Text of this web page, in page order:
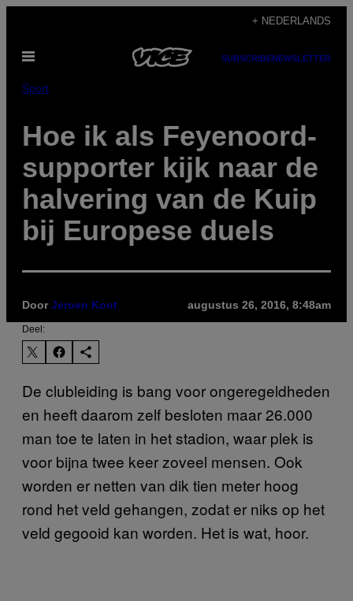
de
inhoud
+ NEDERLANDS
Open
SUBSCRIBENEWSLETTER
Sport
Hoe ik als Feyenoord-
supporter kijk naar de
halvering van de Kuip
bij Europese duels
DoorJeroen Koot augustus 26, 2016, 8:48am
Deel:
De clubleiding is bang voor ongeregeldheden
en heeft daarom zelf besloten maar 26.000
man toe te laten in het stadion, waar plek is
voor bijna twee keer zoveel mensen. Ook
worden er netten van dik tien meter hoog
rond het veld gehangen, zodat er niks op het
veld gegooid kan worden. Het is wat, hoor.